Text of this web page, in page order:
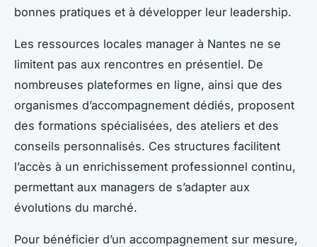
bonnes pratiques et à développer leur leadership.
Les ressources locales manager à Nantes ne se
limitent pas aux rencontres en présentiel. De
nombreuses plateformes en ligne, ainsi que des
organismes d’accompagnement dédiés, proposent
des formations spécialisées, des ateliers et des
conseils personnalisés. Ces structures facilitent
l’accès à un enrichissement professionnel continu,
permettant aux managers de s’adapter aux
évolutions du marché.
Pour bénéficier d’un accompagnement sur mesure,